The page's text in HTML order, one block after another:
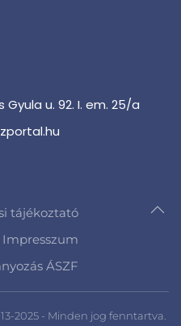
Gyula u. 92. I. em. 25/a
tájékoztató
Impresszum
ÁSZF
2025 - Minden jog fenntartva.